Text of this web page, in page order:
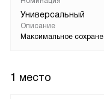
Универсальный
Описание
Максимальное
1 место